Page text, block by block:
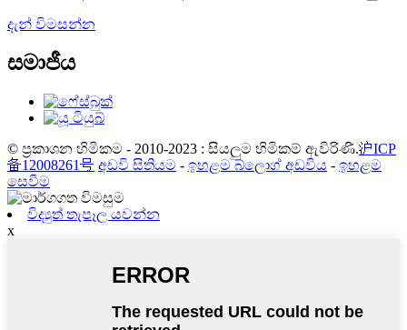
දැන් විමසන්න
සමාජීය
© ප්‍රකාශන හිමිකම - 2010-2023 : සියලුම හිමිකම් ඇවිරිණි.沪ICP
备12008261号 අඩවි සිතියම - ඉහළම බ්ලොග් අඩවිය - ඉහළම
සෙවීම
විද්‍යුත් තැපෑල යවන්න
x